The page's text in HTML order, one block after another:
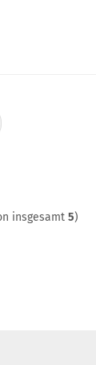
insgesamt 5)